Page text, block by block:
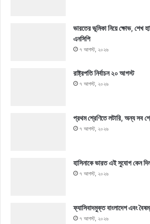
ভারতের ভূমিকা নিয়ে ক্ষোভ, শেখ
এনসিপি
৭ আগস্ট, ২০২৬
রাষ্ট্রপতি নির্বাচন ২০ আগস্ট
৭ আগস্ট, ২০২৬
প্রথম শ্রেণিতে লটারি, অন্য সব
৭ আগস্ট, ২০২৬
হাসিনাকে ভারত এই সুযোগ কেন
৭ আগস্ট, ২০২৬
ফ্যাসিবাদমুক্ত বাংলাদেশ এবং
৭ আগস্ট, ২০২৬